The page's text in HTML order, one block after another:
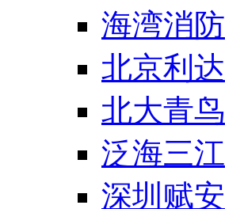
海湾消防
北京利达
北大青鸟
泛海三江
深圳赋安